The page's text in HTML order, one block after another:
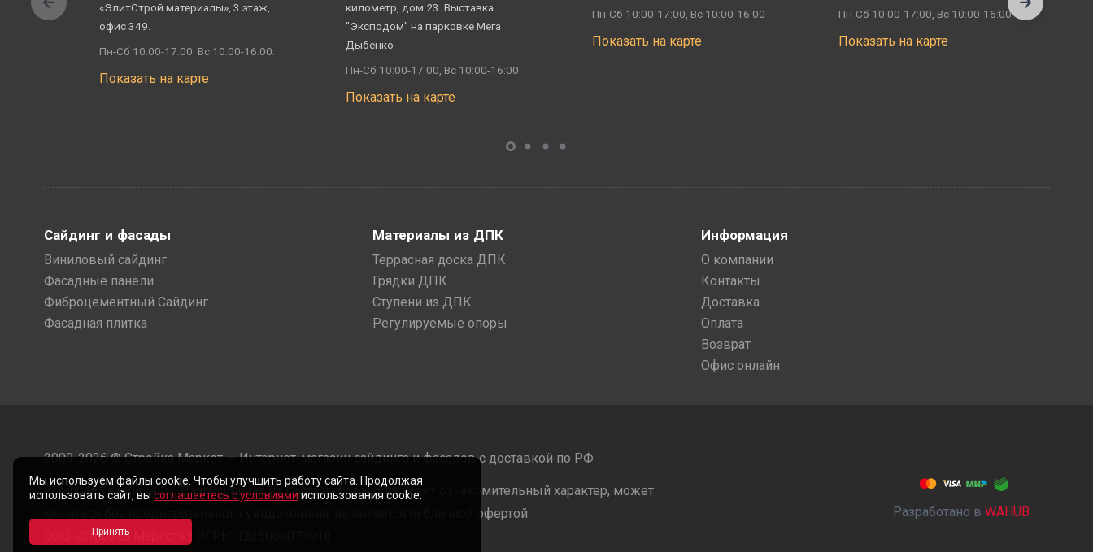
«ЭлитСтрой материалы», 3 этаж,
офис 349.
Пн-Сб 10:00-17:00. Вс 10:00-16:00.
Показать на карте
километр, дом 23. Выставка
"Эксподом" на парковке Мега
Дыбенко
Пн-Сб 10:00-17:00, Вс 10:00-16:00
Показать на карте
Пн-Сб 10:00-17:00, Вс 10:00-16:00
Показать на карте
Пн-Сб 10:00-17:00, Вс 10:00-16:00
Показать на карте
Сайдинг и фасады
Виниловый сайдинг
Фасадные панели
Фиброцементный Сайдинг
Фасадная плитка
Материалы из ДПК
Террасная доска ДПК
Грядки ДПК
Ступени из ДПК
Регулируемые опоры
Информация
О компании
Контакты
Доставка
Оплата
Возврат
Офис онлайн
2009-2026 © Стройка Маркет — Интернет-магазин сайдинга и фасадов с доставкой по РФ
Все права защищены. Размещенная на сайте информация носит ознакомительный характер, может
меняться без предварительного уведомления, не является публичной офертой.
ООО «Стройка Маркет» | ОГРН: 1235000079918
Разработано вWAHUB
Мы используем файлы cookie. Чтобы улучшить работу сайта. Продолжая
использовать сайт, вы соглашаетесь с условиями использования cookie.